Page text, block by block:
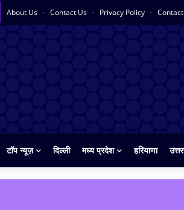
About Us Contact Us Privacy Policy Contact
टॉप न्यूज़ दिल्ली मध्य प्रदेश हरियाणा